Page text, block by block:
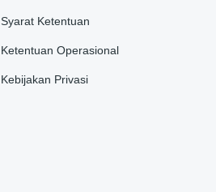
Syarat Ketentuan
Ketentuan Operasional
Kebijakan Privasi